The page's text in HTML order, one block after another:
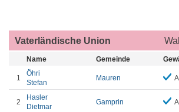
Vaterländische Union
Name Gemeinde
1
Öhri
Stefan
Mauren
2
Hasler
Dietmar
Gamprin